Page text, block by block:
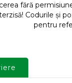
fără
Codurile și
pentru